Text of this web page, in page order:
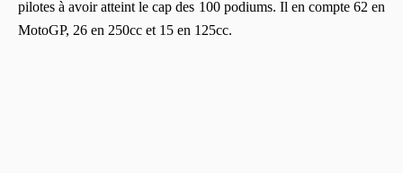
pilotes à avoir atteint le cap des 100 podiums. Il en compte 62 en
MotoGP, 26 en 250cc et 15 en 125cc.